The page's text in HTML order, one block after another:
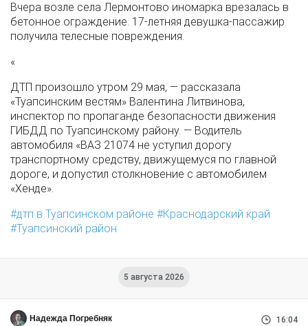
Вчера возле села Лермонтово иномарка врезалась в
бетонное ограждение. 17-летняя девушка-пассажир
получила телесные повреждения.
«
ДТП произошло утром 29 мая, — рассказала
«Туапсинским вестям» Валентина Литвинова,
инспектор по пропаганде безопасности движения
ГИБДД по Туапсинскому району. — Водитель
автомобиля «ВАЗ 21074 не уступил дорогу
транспортному средству, движущемуся по главной
дороге, и допустил столкновение с автомобилем
«Хенде».
дтп в Туапсинском районе
Краснодарский край
Туапсинский район
5 августа 2026
Надежда Погребняк 16:04